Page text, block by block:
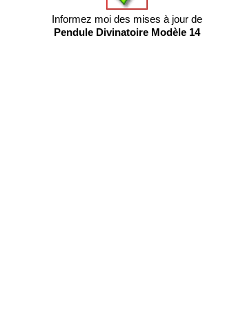
Informez moi des mises à jour de
Pendule Divinatoire Modèle 14